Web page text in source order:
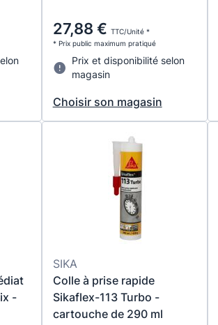
27,88 € TTC/Unité *
* Prix public maximum pratiqué
Prix et disponibilité selon
magasin
Choisir son magasin
-
SIKA
Colle à prise rapide
Sikaflex-113 Turbo -
cartouche de 290 ml